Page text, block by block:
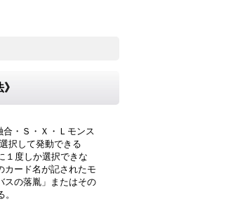
・Ｓ・Ｘ・Ｌモンス
択して発動できる
１度しか選択できな
カード名が記されたモ
スの落胤」またはその